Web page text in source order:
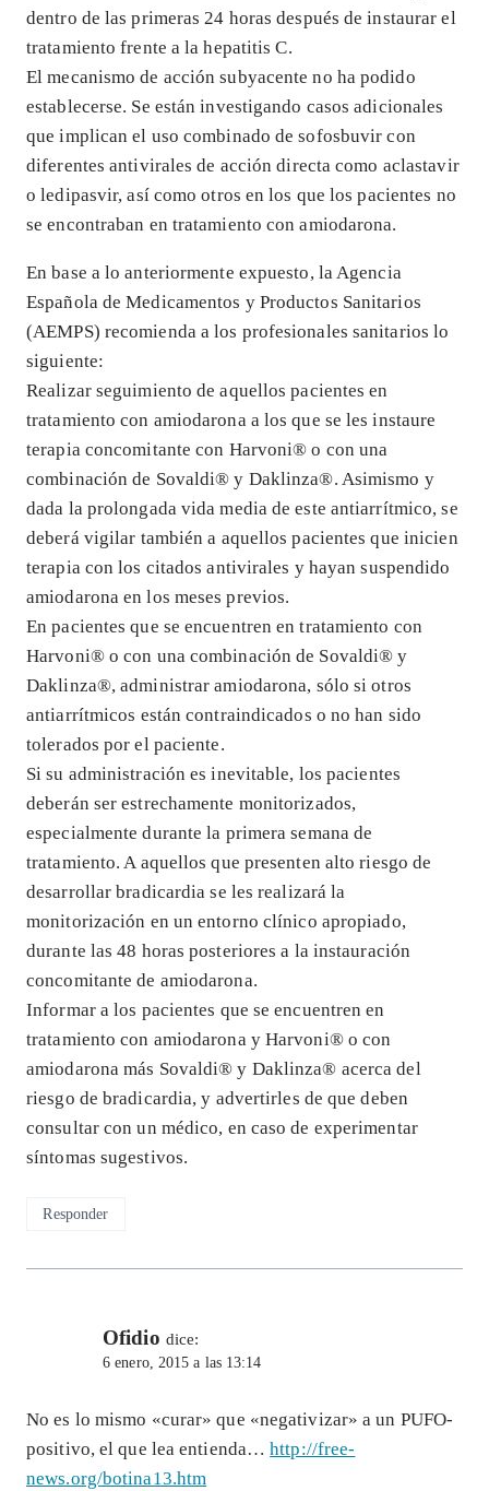
dentro de las primeras 24 horas después de instaurar el
tratamiento frente a la hepatitis C.
El mecanismo de acción subyacente no ha podido
establecerse. Se están investigando casos adicionales
que implican el uso combinado de sofosbuvir con
diferentes antivirales de acción directa como aclastavir
o ledipasvir, así como otros en los que los pacientes no
se encontraban en tratamiento con amiodarona.
En base a lo anteriormente expuesto, la Agencia
Española de Medicamentos y Productos Sanitarios
(AEMPS) recomienda a los profesionales sanitarios lo
siguiente:
Realizar seguimiento de aquellos pacientes en
tratamiento con amiodarona a los que se les instaure
terapia concomitante con Harvoni® o con una
combinación de Sovaldi® y Daklinza®. Asimismo y
dada la prolongada vida media de este antiarrítmico, se
deberá vigilar también a aquellos pacientes que inicien
terapia con los citados antivirales y hayan suspendido
amiodarona en los meses previos.
En pacientes que se encuentren en tratamiento con
Harvoni® o con una combinación de Sovaldi® y
Daklinza®, administrar amiodarona, sólo si otros
antiarrítmicos están contraindicados o no han sido
tolerados por el paciente.
Si su administración es inevitable, los pacientes
deberán ser estrechamente monitorizados,
especialmente durante la primera semana de
tratamiento. A aquellos que presenten alto riesgo de
desarrollar bradicardia se les realizará la
monitorización en un entorno clínico apropiado,
durante las 48 horas posteriores a la instauración
concomitante de amiodarona.
Informar a los pacientes que se encuentren en
tratamiento con amiodarona y Harvoni® o con
amiodarona más Sovaldi® y Daklinza® acerca del
riesgo de bradicardia, y advertirles de que deben
consultar con un médico, en caso de experimentar
síntomas sugestivos.
Responder
Ofidio dice:
6 enero, 2015 a las 13:14
No es lo mismo «curar» que «negativizar» a un PUFO-
positivo, el que lea entienda…http://free-
news.org/botina13.htm